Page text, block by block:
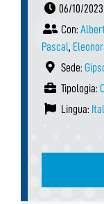
06/10/2023
Con:
Pascal,
Sede:
Tipologia:
Lingua: